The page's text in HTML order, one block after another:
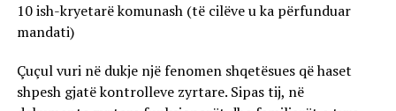
10 ish-kryetarë komunash (të cilëve u ka përfunduar
mandati)
Çuçul vuri në dukje një fenomen shqetësues që haset
shpesh gjatë kontrolleve zyrtare. Sipas tij, në